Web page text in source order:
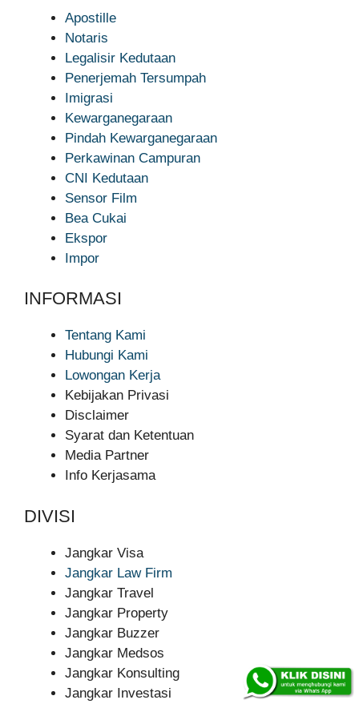
Apostille
Notaris
Legalisir Kedutaan
Penerjemah Tersumpah
Imigrasi
Kewarganegaraan
Pindah Kewarganegaraan
Perkawinan Campuran
CNI Kedutaan
Sensor Film
Bea Cukai
Ekspor
Impor
INFORMASI
Tentang Kami
Hubungi Kami
Lowongan Kerja
Kebijakan Privasi
Disclaimer
Syarat dan Ketentuan
Media Partner
Info Kerjasama
DIVISI
Jangkar Visa
Jangkar Law Firm
Jangkar Travel
Jangkar Property
Jangkar Buzzer
Jangkar Medsos
Jangkar Konsulting
Jangkar Investasi